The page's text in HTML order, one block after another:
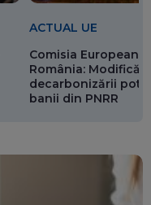
ACTUAL UE
Comisia Europeană
România:
decarbonizării pot
banii din PNRR